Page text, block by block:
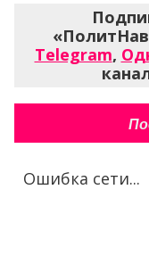
Telegram,
Ошибка сети...